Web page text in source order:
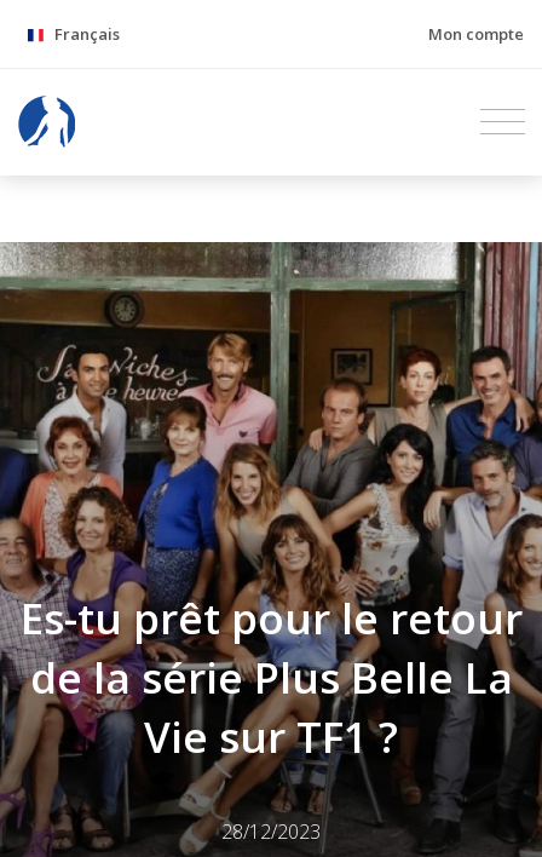
Français Mon compte
Es-tu prêt pour le retour
de la série Plus Belle La
Vie sur TF1 ?
28/12/2023